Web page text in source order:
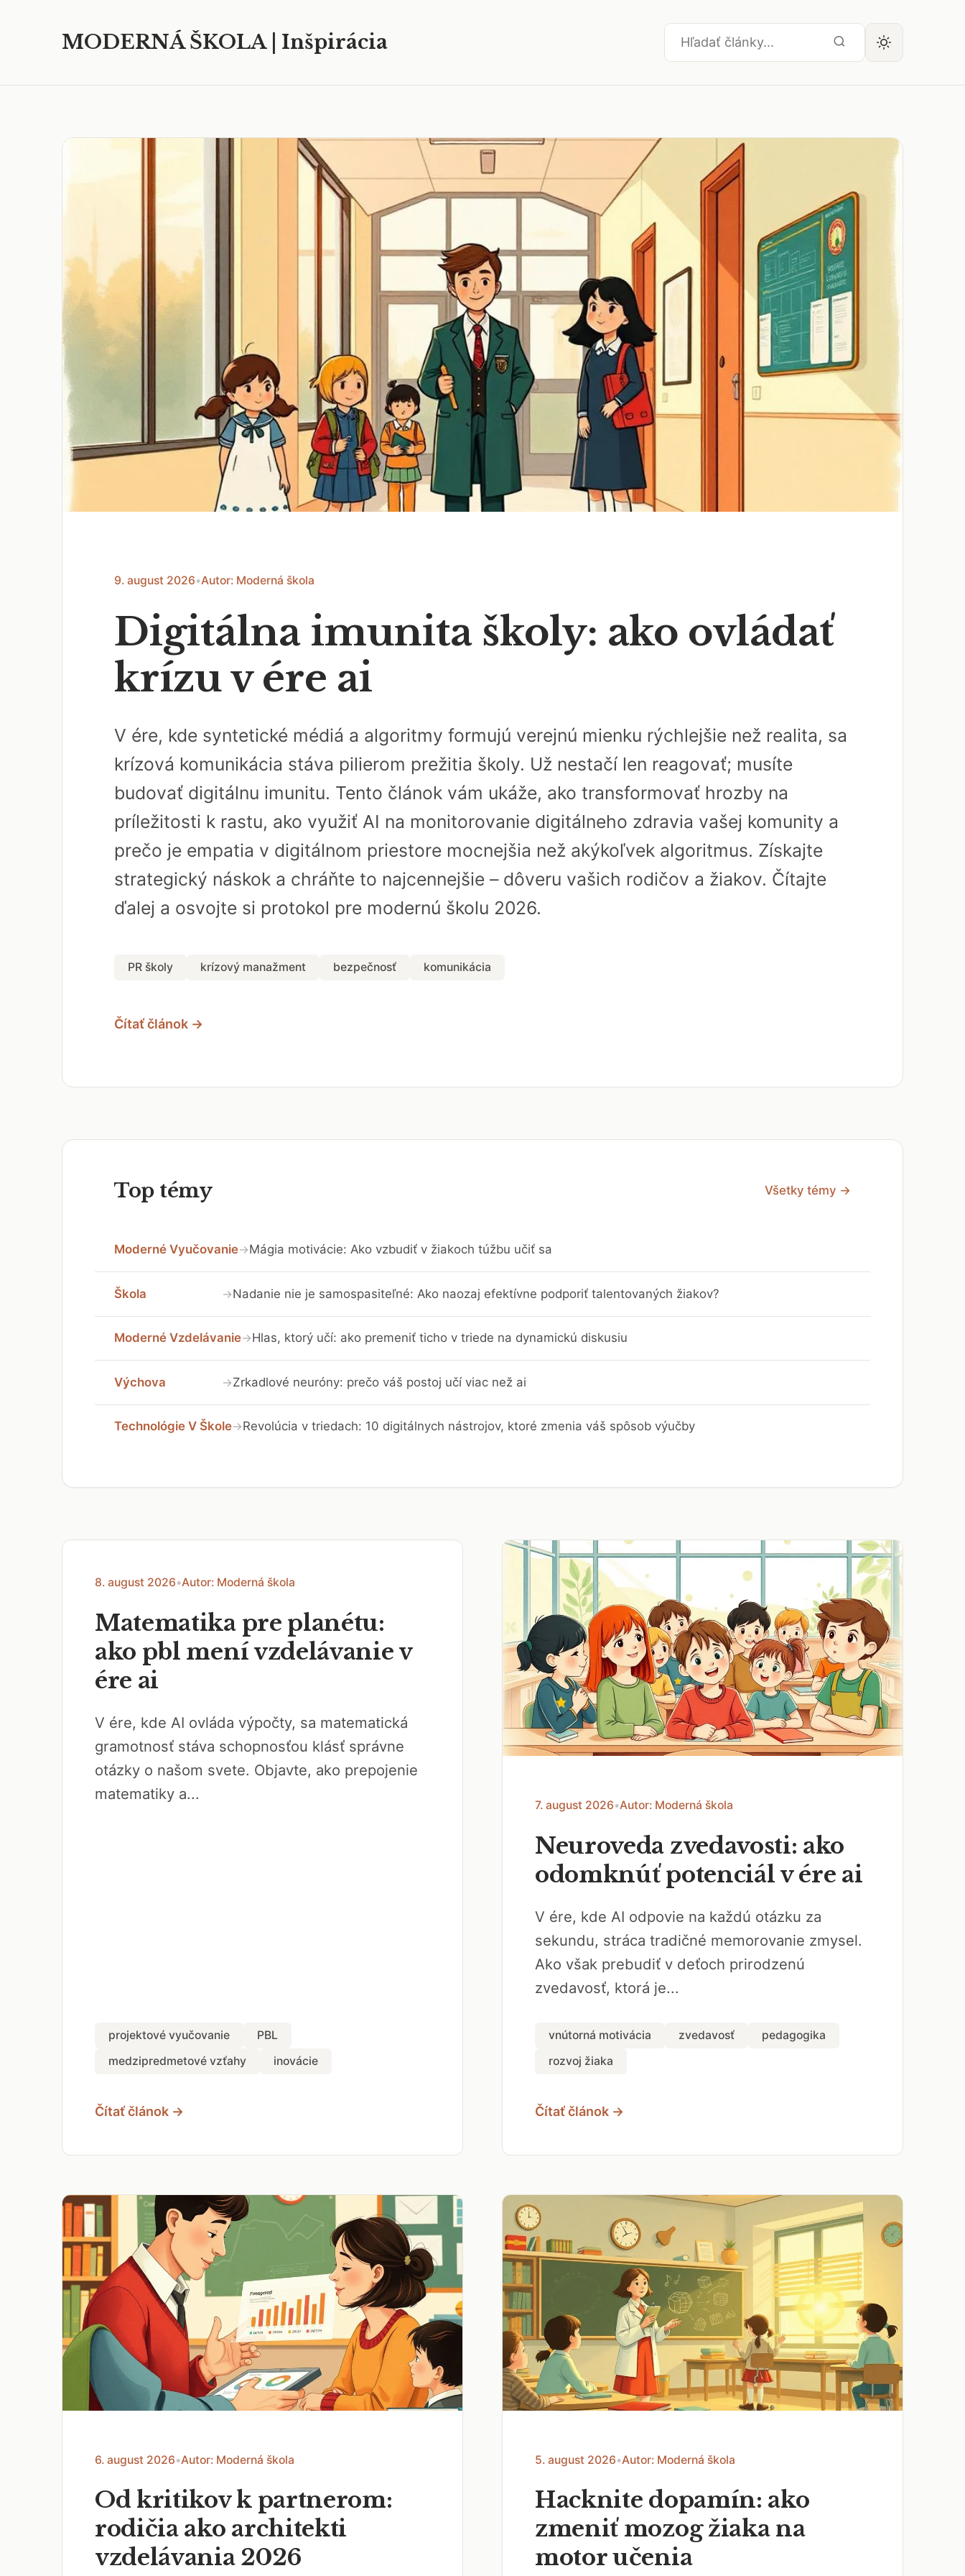
MODERNÁ ŠKOLA | Inšpirácia
9. august 2026•Autor: Moderná škola
Digitálna imunita školy: ako ovládať
krízu v ére ai
V ére, kde syntetické médiá a algoritmy formujú verejnú mienku rýchlejšie než realita, sa
krízová komunikácia stáva pilierom prežitia školy. Už nestačí len reagovať; musíte
budovať digitálnu imunitu. Tento článok vám ukáže, ako transformovať hrozby na
príležitosti k rastu, ako využiť AI na monitorovanie digitálneho zdravia vašej komunity a
prečo je empatia v digitálnom priestore mocnejšia než akýkoľvek algoritmus. Získajte
strategický náskok a chráňte to najcennejšie – dôveru vašich rodičov a žiakov. Čítajte
ďalej a osvojte si protokol pre modernú školu 2026.
PR školy krízový manažment bezpečnosť komunikácia
Čítať článok →
Top témy Všetky témy →
Moderné Vyučovanie→Mágia motivácie: Ako vzbudiť v žiakoch túžbu učiť sa
Škola →Nadanie nie je samospasiteľné: Ako naozaj efektívne podporiť talentovaných žiakov?
Moderné Vzdelávanie→Hlas, ktorý učí: ako premeniť ticho v triede na dynamickú diskusiu
Výchova →Zrkadlové neuróny: prečo váš postoj učí viac než ai
Technológie V Škole→Revolúcia v triedach: 10 digitálnych nástrojov, ktoré zmenia váš spôsob výučby
8. august 2026•Autor: Moderná škola
Matematika pre planétu:
ako pbl mení vzdelávanie v
ére ai
V ére, kde AI ovláda výpočty, sa matematická
gramotnosť stáva schopnosťou klásť správne
otázky o našom svete. Objavte, ako prepojenie
matematiky a...
projektové vyučovanie
PBL
medzipredmetové vzťahy
inovácie
Čítať článok →
7. august 2026•Autor: Moderná škola
Neuroveda zvedavosti: ako
odomknúť potenciál v ére ai
V ére, kde AI odpovie na každú otázku za
sekundu, stráca tradičné memorovanie zmysel.
Ako však prebudiť v deťoch prirodzenú
zvedavosť, ktorá je...
vnútorná motivácia zvedavosť
pedagogika
rozvoj žiaka
Čítať článok →
6. august 2026•Autor: Moderná škola
Od kritikov k partnerom:
rodičia ako architekti
vzdelávania 2026
5. august 2026•Autor: Moderná škola
Hacknite dopamín: ako
zmeniť mozog žiaka na
motor učenia